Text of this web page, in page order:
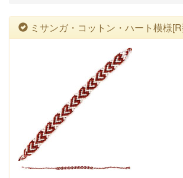
ミサンガ・コットン・ハート模様